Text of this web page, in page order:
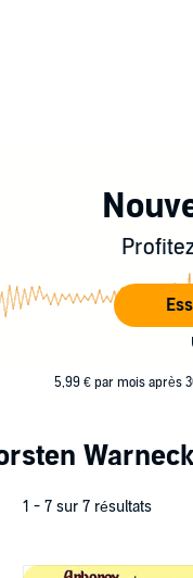
5,99 € par mois après
1 - 7 sur 7 résultats